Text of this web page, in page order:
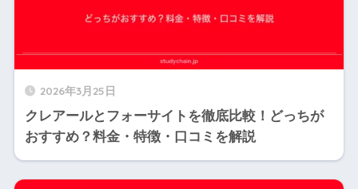
2026年3月25日
クレアールとフォーサイトを徹底比較！どっちが
おすすめ？料金・特徴・口コミを解説